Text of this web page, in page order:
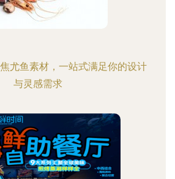
尤鱼素材，一站式满足你的设计
与灵感需求